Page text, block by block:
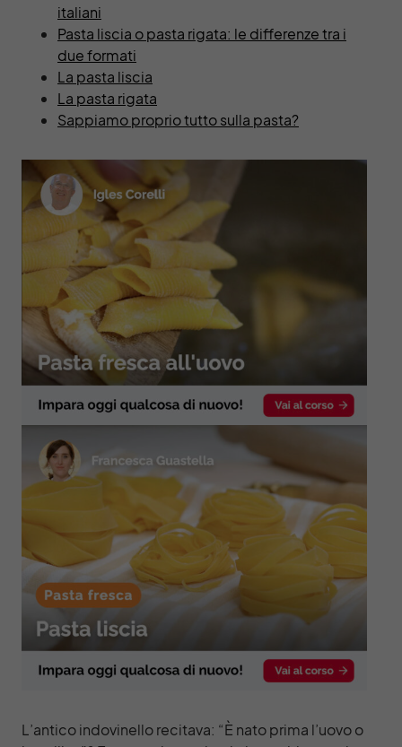
italiani
Pasta liscia o pasta rigata: le differenze tra i
due formati
La pasta liscia
La pasta rigata
Sappiamo proprio tutto sulla pasta?
L’antico indovinello recitava: “È nato prima l’uovo o